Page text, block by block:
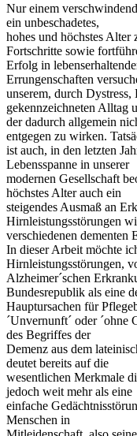
Nur einem
ein unbeschadetes,
hohes und höchstes Alter
Fortschritte sowie
Erfolg in
Errungenschaften
unserem, durch
gekennzeichneten Alltag
der dadurch allgemein
entgegen zu wirken.
ist auch, in den letzten
Lebensspanne in unserer
modernen Gesellschaft
höchstes Alter auch ein
steigendes Ausmaß an
Hirnleistungsstörungen
verschiedenen dementen
In dieser Arbeit möchte
Hirnleistungsstörungen,
Alzheimer´schen
Bundesrepublik als eine
Hauptursachen für
´Unvernunft´ oder ´ohne
des Begriffes der
Demenz aus dem
deutet bereits auf die
wesentlichen Merkmale
jedoch weit mehr als eine
einfache
Menschen in